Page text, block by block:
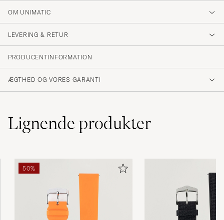
OM UNIMATIC
LEVERING & RETUR
PRODUCENTINFORMATION
ÆGTHED OG VORES GARANTI
Lignendeprodukter
50%